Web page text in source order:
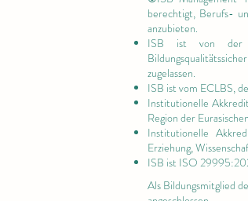
berechtigt, Berufs-
anzubieten.
ISB ist von
zugelassen.
ISB ist vom ECLBS,
Institutionelle
Region der
Institutionelle
Erziehung,
ISB ist ISO
Als Bildungsmitglied